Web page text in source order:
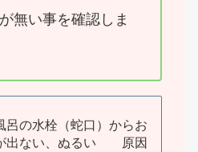
無い事を確認しま
呂の水栓（蛇口）からお
出ない、ぬるい 原因